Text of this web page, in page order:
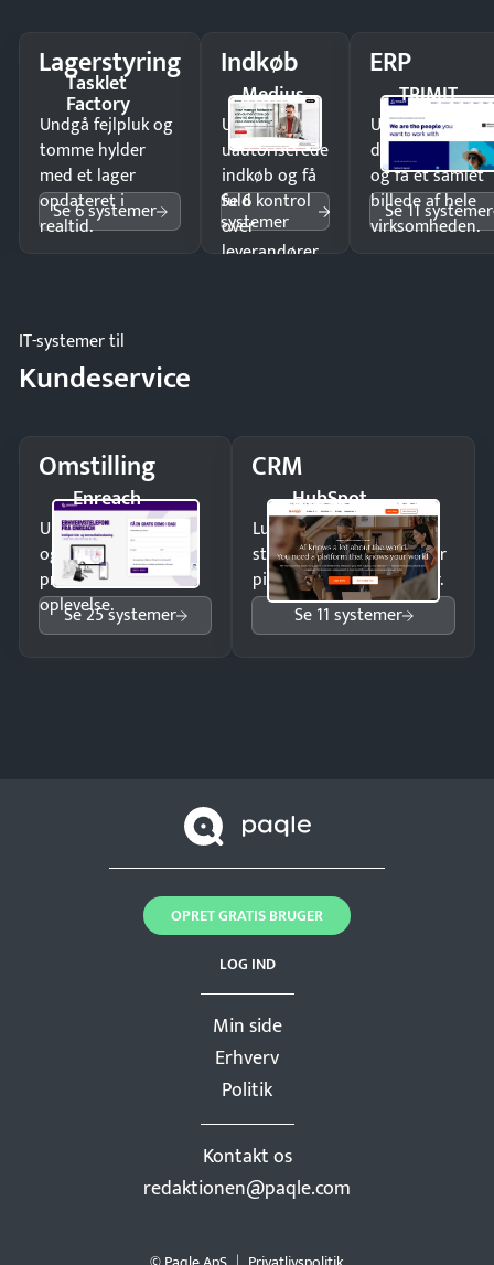
Lagerstyring
Tasklet
Factory
Undgå fejlpluk og
tomme hylder
med et lager
opdateret i
realtid.
Se 6 systemer
Indkøb
Medius
Undgå
uautoriserede
indkøb og få
fuld kontrol
over
leverandører
Se 6
systemer
ERP
TRIMIT
Undgå
og få ét samlet
billede af hele
virksomheden.
Se 11 systemer
IT-systemer til
Kundeservice
Omstilling
Enreach
Undgå tabte opkald
og giv kunderne en
professionel
oplevelse.
Se 25 systemer
CRM
HubSpot
Luk flere salg med et
struktureret overblik over
pipeline og opfølgninger.
Se 11 systemer
Min side
Erhverv
Politik
Kontakt os
redaktionen@paqle.com
LOG IND
OPRET GRATIS BRUGER